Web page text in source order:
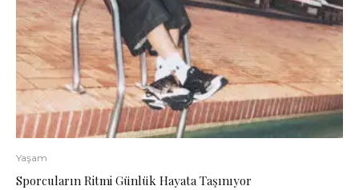
Yaşam
Sporcuların Ritmi Günlük Hayata Taşınıyor